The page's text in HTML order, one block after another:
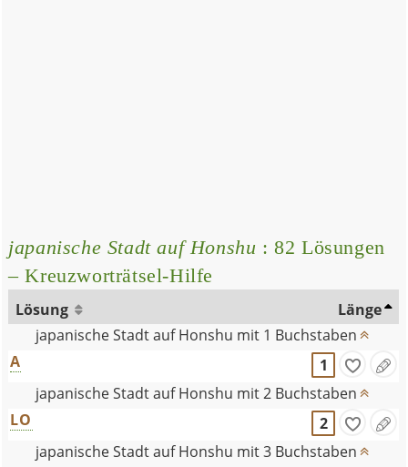
japanische Stadt auf Honshu : 82 Lösungen
– Kreuzworträtsel-Hilfe
Lösung
Länge
japanische Stadt auf Honshu mit 1 Buchstaben
A
1
japanische Stadt auf Honshu mit 2 Buchstaben
LO
2
japanische Stadt auf Honshu mit 3 Buchstaben